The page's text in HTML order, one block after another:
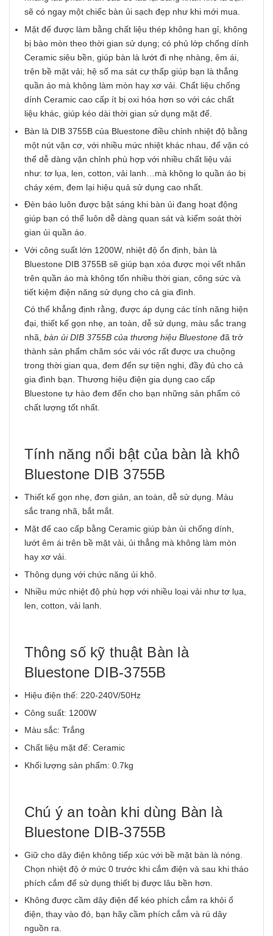
sẽ có ngay một chiếc bàn ủi sạch đẹp như khi mới mua.
Mặt đế được làm bằng chất liệu thép không han gỉ, không
bị bào mòn theo thời gian sử dụng; có phủ lớp chống dính
Ceramic siêu bền, giúp bàn là lướt đi nhẹ nhàng, êm ái,
trên bề mặt vải; hệ số ma sát cự thấp giúp bạn là thẳng
quần áo mà không làm mòn hay xơ vải. Chất liệu chống
dính Ceramic cao cấp ít bị oxi hóa hơn so với các chất
liệu khác, giúp kéo dài thời gian sử dụng mặt đế.
Bàn là DIB 3755B của Bluestone điều chỉnh nhiệt độ bằng
một nút vặn cơ, với nhiều mức nhiệt khác nhau, để vặn có
thể dễ dàng vặn chỉnh phù hợp với nhiều chất liệu vải
như: tơ lụa, len, cotton, vải lanh…mà không lo quần áo bị
cháy xém, đem lại hiệu quả sử dụng cao nhất.
Đèn báo luôn được bật sáng khi bàn ủi đang hoạt động
giúp bạn có thể luôn dễ dàng quan sát và kiểm soát thời
gian ủi quần áo.
Với công suất lớn 1200W, nhiệt độ ổn định, bàn là
Bluestone DIB 3755B sẽ giúp bạn xóa được mọi vết nhăn
trên quần áo mà không tốn nhiều thời gian, công sức và
tiết kiệm điện năng sử dụng cho cả gia đình.
Có thể khẳng định rằng, được áp dụng các tính năng hiện
đại, thiết kế gọn nhẹ, an toàn, dễ sử dụng, màu sắc trang
nhã, bàn ủi DIB 3755B của thương hiệu Bluestone đã trở
thành sản phẩm chăm sóc vải vóc rất được ưa chuộng
trong thời gian qua, đem đến sự tiện nghi, đầy đủ cho cả
gia đình bạn. Thương hiệu điện gia dụng cao cấp
Bluestone tự hào đem đến cho bạn những sản phẩm có
chất lượng tốt nhất.
Tính năng nổi bật của bàn là khô
Bluestone DIB 3755B
Thiết kế gọn nhẹ, đơn giản, an toàn, dễ sử dụng. Màu
sắc trang nhã, bắt mắt.
Mặt đế cao cấp bằng Ceramic giúp bàn ủi chống dính,
lướt êm ái trên bề mặt vải, ủi thẳng mà không làm mòn
hay xơ vải.
Thông dụng với chức năng ủi khô.
Nhiều mức nhiệt độ phù hợp với nhiều loại vải như tơ lụa,
len, cotton, vải lanh.
Thông số kỹ thuật Bàn là
Bluestone DIB-3755B
Hiệu điện thế: 220-240V/50Hz
Công suất: 1200W
Màu sắc: Trắng
Chất liệu mặt đế: Ceramic
Khối lượng sản phẩm: 0.7kg
Chú ý an toàn khi dùng Bàn là
Bluestone DIB-3755B
Giữ cho dây điện không tiếp xúc với bề mặt bàn là nóng.
Chọn nhiệt độ ở mức 0 trước khi cắm điện và sau khi tháo
phích cắm để sử dụng thiết bị được lâu bền hơn.
Không được cầm dây điện để kéo phích cắm ra khỏi ổ
điện, thay vào đó, bạn hãy cầm phích cắm và rú dây
nguồn ra.